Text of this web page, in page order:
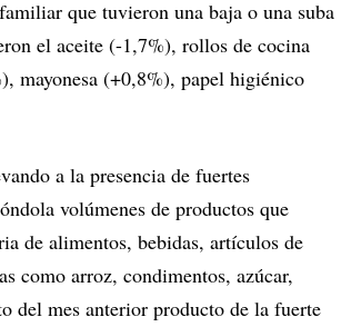
que tuvieron una baja o una suba
el aceite (-1,7%), rollos de cocina
mayonesa (+0,8%), papel higiénico
a la presencia de fuertes
volúmenes de productos que
de alimentos, bebidas, artículos de
como arroz, condimentos, azúcar,
del mes anterior producto de la fuerte